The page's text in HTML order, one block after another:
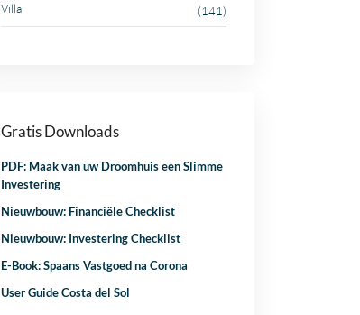
Villa (141)
Gratis Downloads
PDF: Maak van uw Droomhuis een Slimme
Investering
Nieuwbouw: Financiële Checklist
Nieuwbouw: Investering Checklist
E-Book: Spaans Vastgoed na Corona
User Guide Costa del Sol